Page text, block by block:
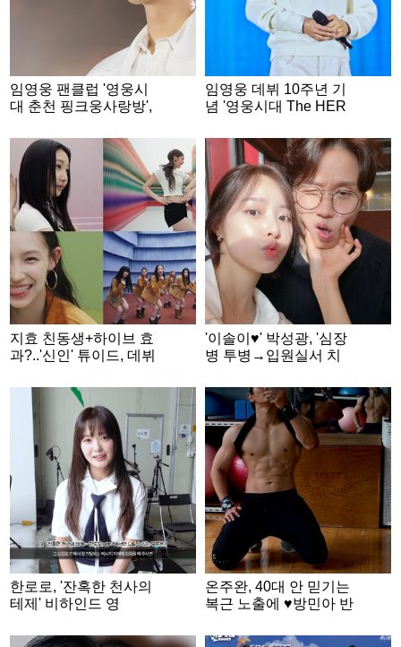
임영웅 팬클럽 '영웅시
대 춘천 핑크웅사랑방',
취약계층에 200만원 기
부
임영웅 데뷔 10주년 기
념 '영웅시대 The HER
아동 위해 500만원 후원
지효 친동생+하이브 효
과?..'신인' 튜이드, 데뷔
돌파
'이솔이♥' 박성광, '심장
병 투병→입원실서 치
적응 중" [스타이슈]
한로로, '잔혹한 천사의
테제' 비하인드 영
은 몰입"
온주완, 40대 안 믿기는
복근 노출에 ♥방민아 반